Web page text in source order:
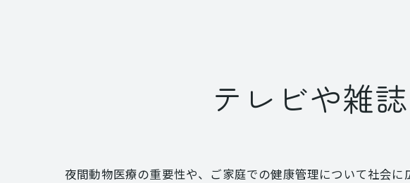
テレビや雑
夜間動物医療の重要性や、ご家庭での健康管理について社会